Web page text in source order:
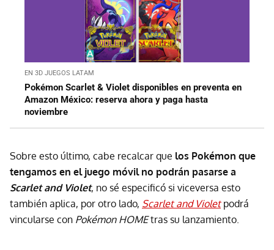
EN 3D JUEGOS LATAM
Pokémon Scarlet & Violet disponibles en preventa en
Amazon México: reserva ahora y paga hasta
noviembre
Sobre esto último, cabe recalcar que los Pokémon que
tengamos en el juego móvil no podrán pasarse a
Scarlet and Violet, no sé especificó si viceversa esto
también aplica, por otro lado, Scarlet and Violetpodrá
vincularse con Pokémon HOMEtras su lanzamiento.